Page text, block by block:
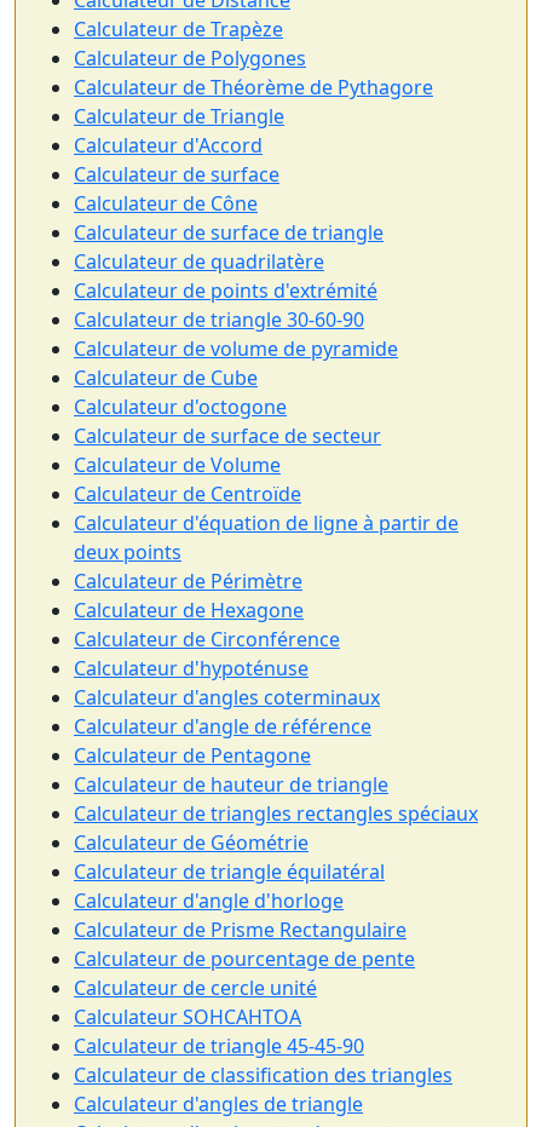
Calculateur de Trapèze
Calculateur de Polygones
Calculateur de Théorème de Pythagore
Calculateur de Triangle
Calculateur d'Accord
Calculateur de surface
Calculateur de Cône
Calculateur de surface de triangle
Calculateur de quadrilatère
Calculateur de points d'extrémité
Calculateur de triangle 30-60-90
Calculateur de volume de pyramide
Calculateur de Cube
Calculateur d'octogone
Calculateur de surface de secteur
Calculateur de Volume
Calculateur de Centroïde
Calculateur d'équation de ligne à partir de
deux points
Calculateur de Périmètre
Calculateur de Hexagone
Calculateur de Circonférence
Calculateur d'hypoténuse
Calculateur d'angles coterminaux
Calculateur d'angle de référence
Calculateur de Pentagone
Calculateur de hauteur de triangle
Calculateur de triangles rectangles spéciaux
Calculateur de Géométrie
Calculateur de triangle équilatéral
Calculateur d'angle d'horloge
Calculateur de Prisme Rectangulaire
Calculateur de pourcentage de pente
Calculateur de cercle unité
Calculateur SOHCAHTOA
Calculateur de triangle 45-45-90
Calculateur de classification des triangles
Calculateur d'angles de triangle